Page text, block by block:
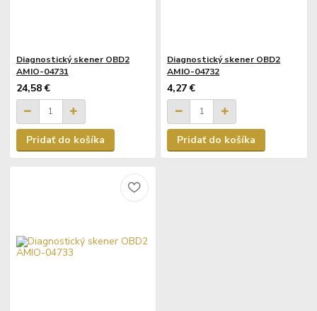
Diagnostický skener OBD2
AMIO-04731
24,58 €
Pridať do košíka
Diagnostický skener OBD2
AMIO-04732
4,27 €
Pridať do košíka